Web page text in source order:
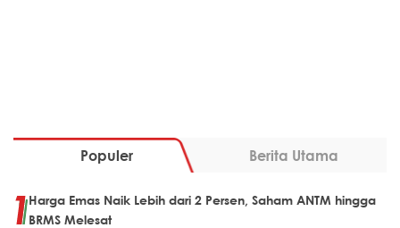
Populer Berita Utama
Harga Emas Naik Lebih dari 2 Persen, Saham ANTM hingga
BRMS Melesat